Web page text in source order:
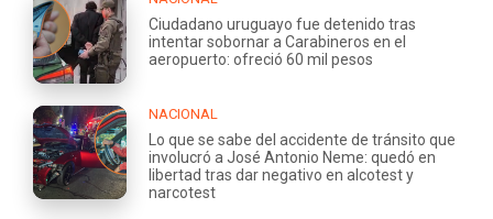
Ciudadano uruguayo fue detenido tras
intentar sobornar a Carabineros en el
aeropuerto: ofreció 60 mil pesos
NACIONAL
Lo que se sabe del accidente de tránsito que
involucró a José Antonio Neme: quedó en
libertad tras dar negativo en alcotest y
narcotest